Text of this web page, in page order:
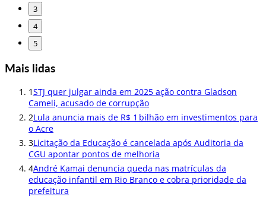
3
4
5
Mais lidas
1STJ quer julgar ainda em 2025 ação contra Gladson
Cameli, acusado de corrupção
2Lula anuncia mais de R$ 1 bilhão em investimentos para
o Acre
3Licitação da Educação é cancelada após Auditoria da
CGU apontar pontos de melhoria
4André Kamai denuncia queda nas matrículas da
educação infantil em Rio Branco e cobra prioridade da
prefeitura